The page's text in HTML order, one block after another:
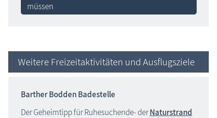
müssen
Weitere Freizeitaktivitäten und Ausflugsziele
Barther Bodden Badestelle
Der Geheimtipp für Ruhesuchende- derNaturstrand